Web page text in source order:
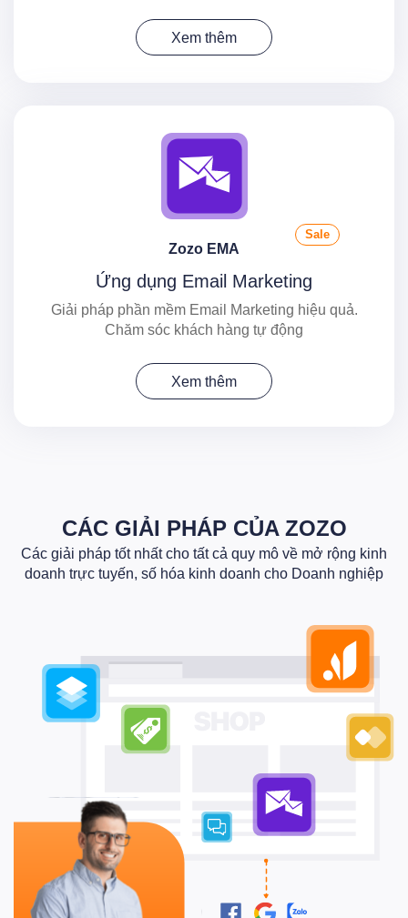
Xem thêm
Zozo EMA
Sale
Ứng dụng Email Marketing
Giải pháp phần mềm Email Marketing hiệu quả.
Chăm sóc khách hàng tự động
Xem thêm
CÁC GIẢI PHÁP CỦA ZOZO
Các giải pháp tốt nhất cho tất cả quy mô về mở rộng kinh
doanh trực tuyến, số hóa kinh doanh cho Doanh nghiệp